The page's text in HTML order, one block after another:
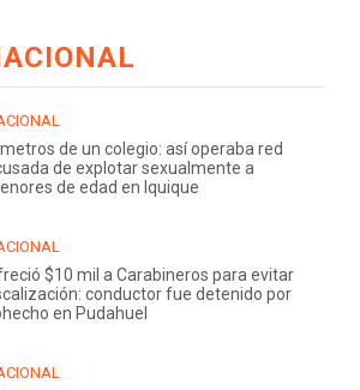
de un colegio: así operaba red
de explotar sexualmente a
de edad en Iquique
$10 mil a Carabineros para evitar
conductor fue detenido por
en Pudahuel